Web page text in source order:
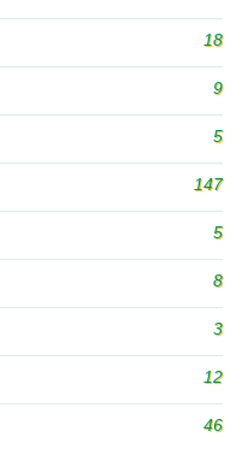
18
9
5
147
5
8
3
12
46